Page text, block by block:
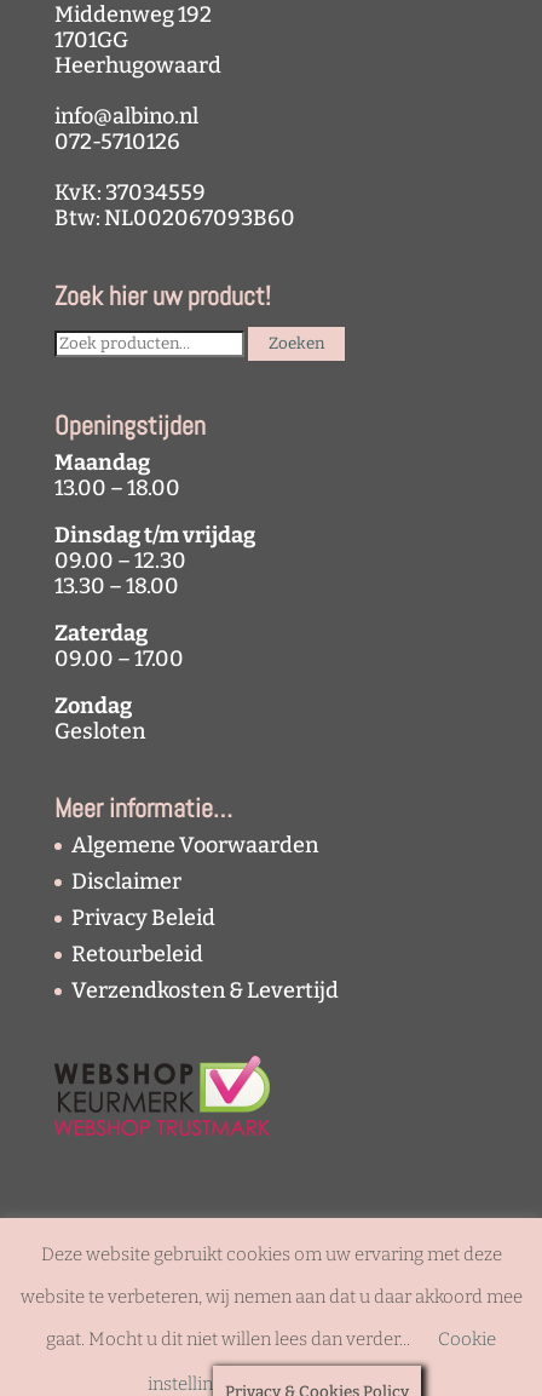
Middenweg 192
1701GG
Heerhugowaard
info@albino.nl
072-5710126
KvK: 37034559
Btw: NL002067093B60
Zoek hier uw product!
Search
for:
Zoeken
Openingstijden
Maandag
13.00 – 18.00
Dinsdag t/m vrijdag
09.00 – 12.30
13.30 – 18.00
Zaterdag
09.00 – 17.00
Zondag
Gesloten
Meer informatie…
Algemene Voorwaarden
Disclaimer
Privacy Beleid
Retourbeleid
Verzendkosten & Levertijd
© Copyright - Juwelier Sjaak Knijn |Disclaimer|
Deze website gebruikt cookies om uw ervaring met deze